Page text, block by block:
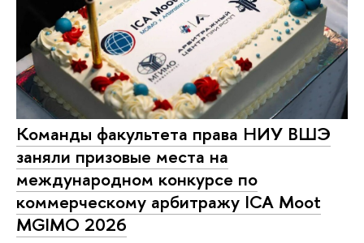
Команды факультета права НИУ ВШЭ
заняли призовые места на
международном конкурсе по
коммерческому арбитражу ICA Moot
MGIMO 2026